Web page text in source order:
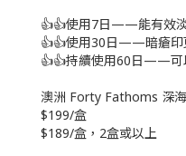
👍👍使用7日——能有效
👍👍使用30日——暗瘡印
👍👍持續使用60日——可
澳洲 Forty Fathoms 深
$199/盒
$189/盒，2盒或以上